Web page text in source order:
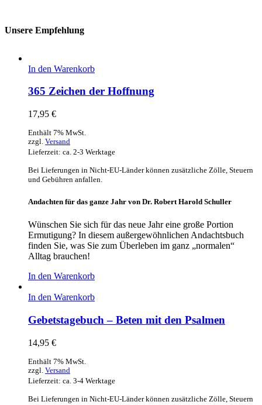
Unsere Empfehlung
In den Warenkorb
365 Zeichen der Hoffnung
17,95 €
Enthält 7% MwSt.
zzgl. Versand
Lieferzeit: ca. 2-3 Werktage
Bei Lieferungen in Nicht-EU-Länder können zusätzliche Zölle, Steuern
und Gebühren anfallen.
Andachten für das ganze Jahr von Dr. Robert Harold Schuller
Wünschen Sie sich für das neue Jahr eine große Portion
Ermutigung? In diesem außergewöhnlichen Andachtsbuch
finden Sie, was Sie zum Überleben im ganz „normalen“
Alltag brauchen!
In den Warenkorb
In den Warenkorb
Gebetstagebuch – Beten mit den Psalmen
14,95 €
Enthält 7% MwSt.
zzgl. Versand
Lieferzeit: ca. 3-4 Werktage
Bei Lieferungen in Nicht-EU-Länder können zusätzliche Zölle, Steuern